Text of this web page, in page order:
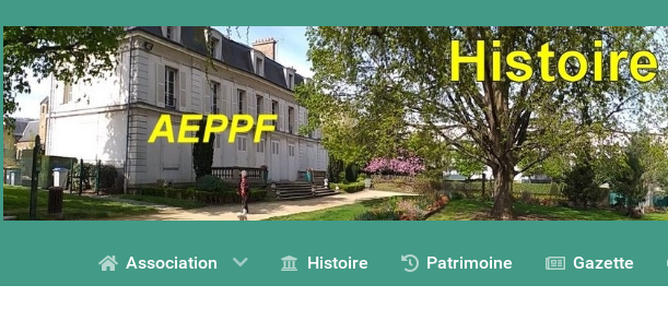
Association Histoire Patrimoine Gazette